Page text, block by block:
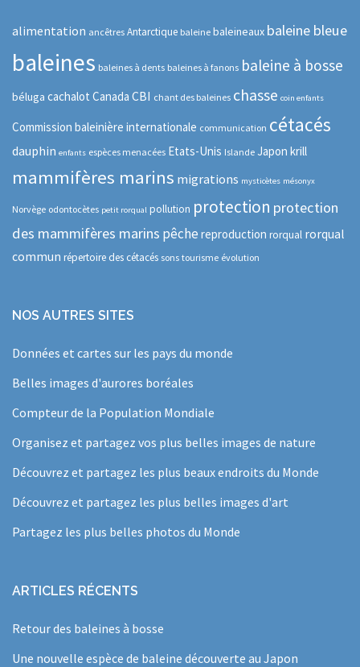
alimentation ancêtres Antarctique baleine baleineaux baleine bleue
baleines baleines à dents baleines à fanons baleine à bosse
béluga cachalot Canada CBI chant des baleines chasse coin enfants
Commission baleinière internationale communication cétacés
dauphin enfants espèces menacées Etats-Unis Islande Japon krill
mammifères marins migrations mysticètes mésonyx
Norvège odontocètes petit rorqual pollution protection protection
des mammifères marins pêche reproduction rorqual rorqual
commun répertoire des cétacés sons tourisme évolution
NOS AUTRES SITES
Données et cartes sur les pays du monde
Belles images d'aurores boréales
Compteur de la Population Mondiale
Organisez et partagez vos plus belles images de nature
Découvrez et partagez les plus beaux endroits du Monde
Découvrez et partagez les plus belles images d'art
Partagez les plus belles photos du Monde
ARTICLES RÉCENTS
Retour des baleines à bosse
Une nouvelle espèce de baleine découverte au Japon